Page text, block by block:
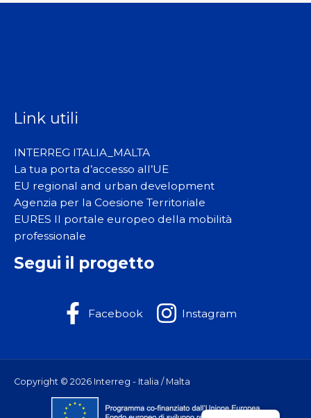
Link utili
INTERREG ITALIA_MALTA
La tua porta d’accesso all’UE
EU regional and urban development
Agenzia per la Coesione Territoriale
EURES Il portale europeo della mobilità
professionale
Segui il progetto
Facebook Instagram
Copyright © 2026 Interreg - Italia / Malta